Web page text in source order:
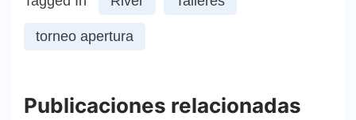
torneo apertura
Publicaciones relacionadas